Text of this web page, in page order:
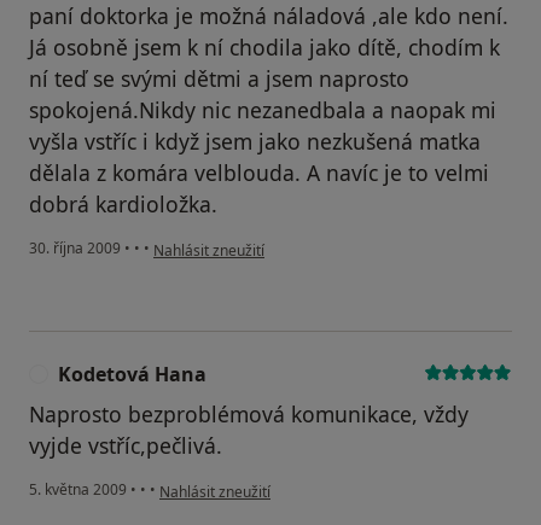
paní doktorka je možná náladová ,ale kdo není.
Já osobně jsem k ní chodila jako dítě, chodím k
ní teď se svými dětmi a jsem naprosto
spokojená.Nikdy nic nezanedbala a naopak mi
vyšla vstříc i když jsem jako nezkušená matka
dělala z komára velblouda. A navíc je to velmi
dobrá kardioložka.
30. října 2009 • • • podle názoru uživatele Pacient
Nahlásit zneužití
Kodetová Hana
Naprosto bezproblémová komunikace, vždy
vyjde vstříc,pečlivá.
5. května 2009 • • • podle názoru uživatele Kodetová Hana
Nahlásit zneužití